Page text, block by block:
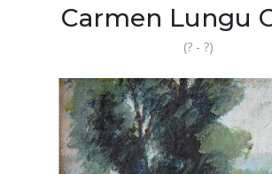
Carmen Lungu
(? - ?)